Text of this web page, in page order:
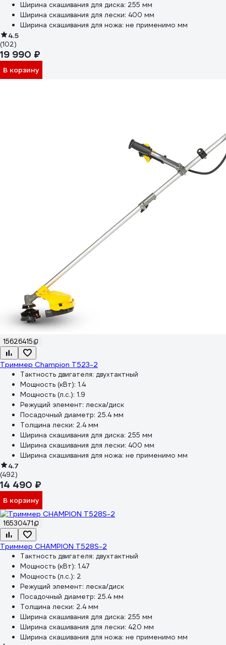
Ширина скашивания для диска: 255 мм
Ширина скашивания для лески: 400 мм
Ширина скашивания для ножа: не применимо мм
4.5
(102)
19 990 ₽
В корзину
15626415
Триммер Champion Т523-2
Тактность двигателя: двухтактный
Мощность (кВт): 1.4
Мощность (л.с.): 1.9
Режущий элемент: леска/диск
Посадочный диаметр: 25.4 мм
Толщина лески: 2.4 мм
Ширина скашивания для диска: 255 мм
Ширина скашивания для лески: 400 мм
Ширина скашивания для ножа: не применимо мм
4.7
(492)
14 490 ₽
В корзину
16530471
Триммер CHAMPION T528S-2
Тактность двигателя: двухтактный
Мощность (кВт): 1.47
Мощность (л.с.): 2
Режущий элемент: леска/диск
Посадочный диаметр: 25.4 мм
Толщина лески: 2.4 мм
Ширина скашивания для диска: 255 мм
Ширина скашивания для лески: 420 мм
Ширина скашивания для ножа: не применимо мм